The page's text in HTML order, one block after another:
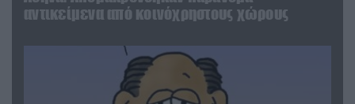
αντικείμενα από κοινόχρηστους χώρους